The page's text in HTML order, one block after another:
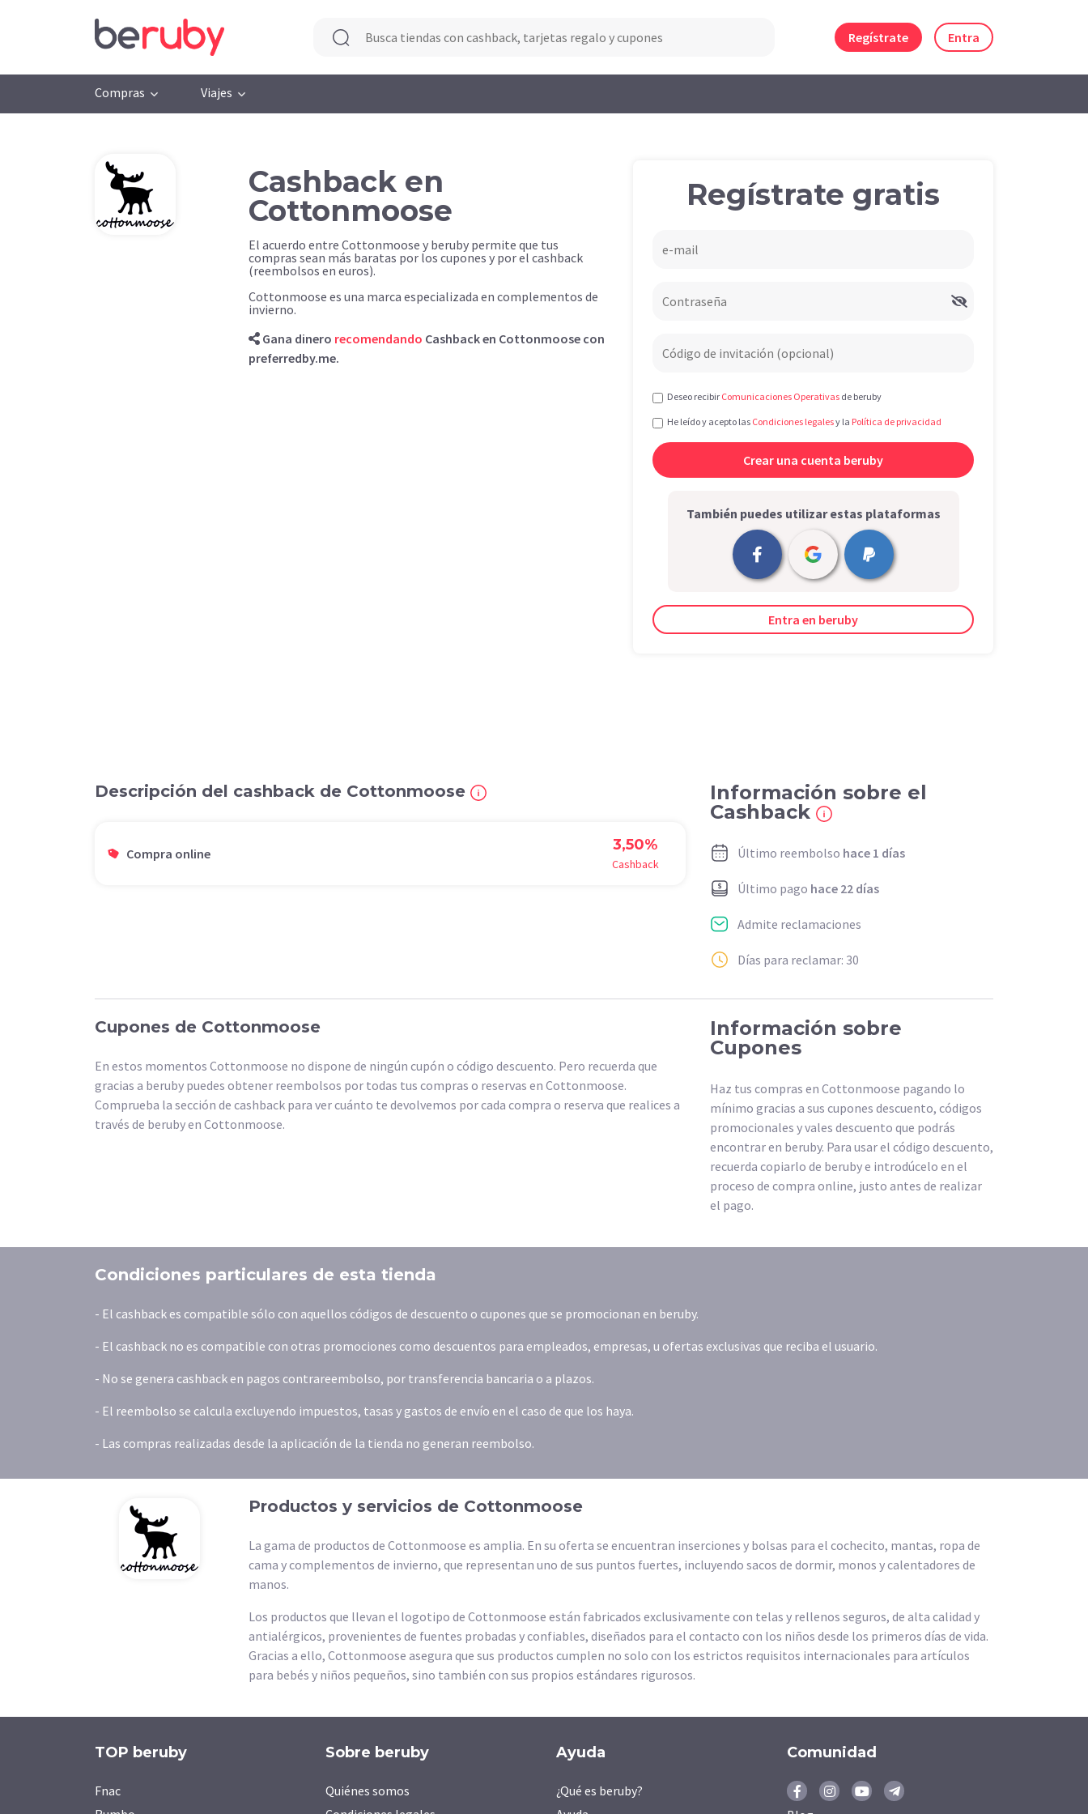
Regístrate Entra
Compras Viajes
Cashback en
Cottonmoose
El acuerdo entre Cottonmoose y beruby permite que tus
compras sean más baratas por los cupones y por el cashback
(reembolsos en euros).
Cottonmoose es una marca especializada en complementos de
invierno.
Gana dinero recomendando Cashback en Cottonmoose con
preferredby.me.
Regístrate gratis
Deseo recibir Comunicaciones Operativas de beruby
He leído y acepto las Condiciones legalesy la Política de privacidad
También puedes utilizar estas plataformas
Entra en beruby
Descripción del cashback de Cottonmoose
Compra online 3,50%
Cashback
Información sobre el
Cashback
Último reembolso hace 1 días
Último pago hace 22 días
Admite reclamaciones
Días para reclamar: 30
Cupones de Cottonmoose
En estos momentos Cottonmoose no dispone de ningún cupón o código descuento. Pero recuerda que
gracias a beruby puedes obtener reembolsos por todas tus compras o reservas en Cottonmoose.
Comprueba la sección de cashback para ver cuánto te devolvemos por cada compra o reserva que realices a
través de beruby en Cottonmoose.
Información sobre
Cupones
Haz tus compras en Cottonmoose pagando lo
mínimo gracias a sus cupones descuento, códigos
promocionales y vales descuento que podrás
encontrar en beruby. Para usar el código descuento,
recuerda copiarlo de beruby e introdúcelo en el
proceso de compra online, justo antes de realizar
el pago.
Condiciones particulares de esta tienda
- El cashback es compatible sólo con aquellos códigos de descuento o cupones que se promocionan en beruby.
- El cashback no es compatible con otras promociones como descuentos para empleados, empresas, u ofertas exclusivas que reciba el usuario.
- No se genera cashback en pagos contrareembolso, por transferencia bancaria o a plazos.
- El reembolso se calcula excluyendo impuestos, tasas y gastos de envío en el caso de que los haya.
- Las compras realizadas desde la aplicación de la tienda no generan reembolso.
Productos y servicios de Cottonmoose
La gama de productos de Cottonmoose es amplia. En su oferta se encuentran inserciones y bolsas para el cochecito, mantas, ropa de
cama y complementos de invierno, que representan uno de sus puntos fuertes, incluyendo sacos de dormir, monos y calentadores de
manos.
Los productos que llevan el logotipo de Cottonmoose están fabricados exclusivamente con telas y rellenos seguros, de alta calidad y
antialérgicos, provenientes de fuentes probadas y confiables, diseñados para el contacto con los niños desde los primeros días de vida.
Gracias a ello, Cottonmoose asegura que sus productos cumplen no solo con los estrictos requisitos internacionales para artículos
para bebés y niños pequeños, sino también con sus propios estándares rigurosos.
TOP beruby
Fnac
Sobre beruby
Quiénes somos
Ayuda
¿Qué es beruby?
Comunidad